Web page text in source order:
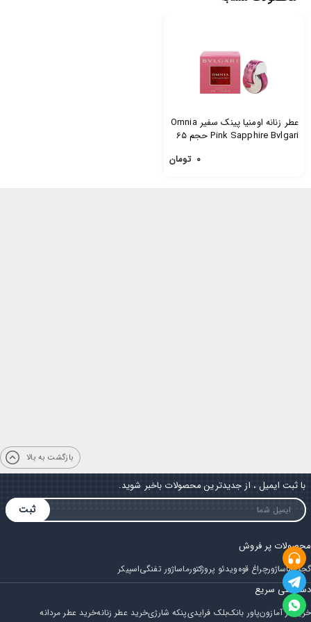
عطر زنانه اومنیا پینک سفیر Omnia
Pink Sapphire Bvlgari حجم 65
۰ تومان
بازگشت به بالا
با ثبت ایمیل ، از جدیدترین محصولات باخبر شوید.
ثبت
محصولات پر فروش
گجتماساژورچراغ قوهویدئو پروژکتورماساژور تفنگیاسپیکر
دسترسی سریع
خرید از آمازونپاور بانکبلک فرایدیپنکه شارژیخرید عطر زنانهخرید عطر مردانه